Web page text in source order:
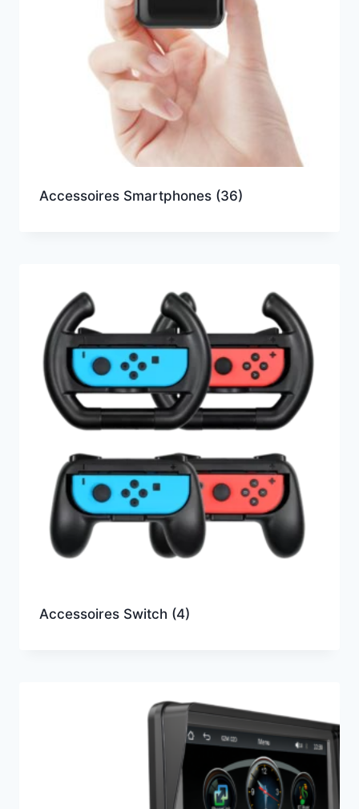
Accessoires Smartphones (36)
Accessoires Switch (4)